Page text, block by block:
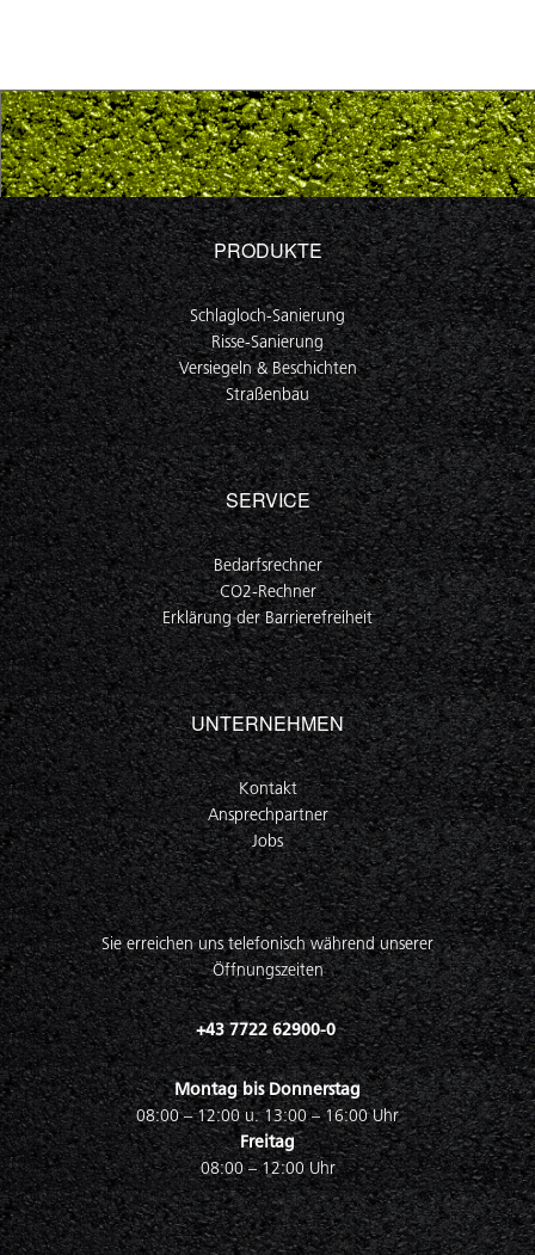
PRODUKTE
Schlagloch-Sanierung
Risse-Sanierung
Versiegeln & Beschichten
Straßenbau
SERVICE
Bedarfsrechner
CO2-Rechner
Erklärung der Barrierefreiheit
UNTERNEHMEN
Kontakt
Ansprechpartner
Jobs
Sie erreichen uns telefonisch während unserer
Öffnungszeiten
+43 7722 62900-0
Montag bis Donnerstag
08:00 – 12:00 u. 13:00 – 16:00 Uhr
Freitag
08:00 – 12:00 Uhr